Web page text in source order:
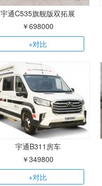
宇通C535旗舰版双拓展
￥698000
+对比
宇通B311房车
￥349800
+对比